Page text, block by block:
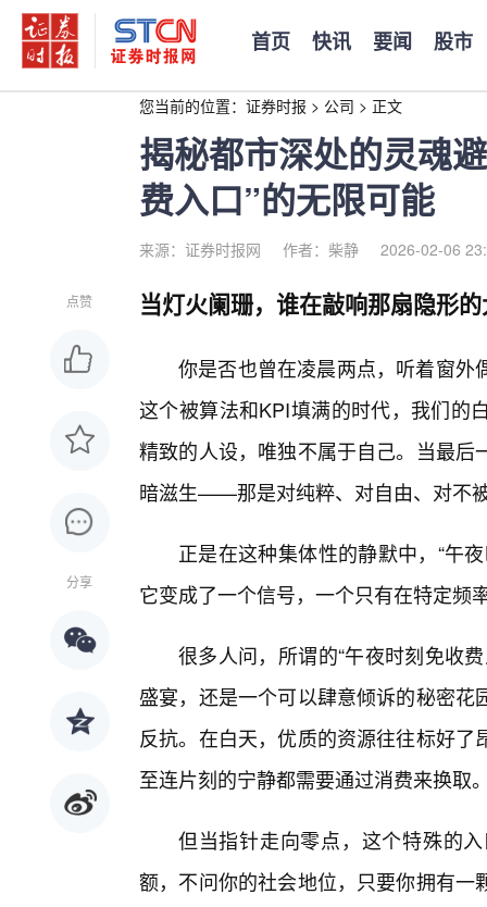
首页 快讯 要闻 股市
您当前的位置： 证券时报 > 公司 > 正文
揭秘都市深处的灵魂
费入口”的无限可能
来源：证券时报网 作者：柴静 2026-02-06
点赞
分享
当灯火阑珊，谁在敲响那扇隐形
你是否也曾在凌晨两点，听着窗外
这个被算法和KPI填满的时代，我们的
精致的人设，唯独不属于自己。当最
暗滋生——那是对纯粹、对自由、对不
正是在这种集体性的静默中，“午
它变成了一个信号，一个只有在特定频
很多人问，所谓的“午夜时刻免收
盛宴，还是一个可以肆意倾诉的秘密
反抗。在白天，优质的资源往往标好
至连片刻的宁静都需要通过消费来换取
但当指针走向零点，这个特殊的
额，不问你的社会地位，只要你拥有